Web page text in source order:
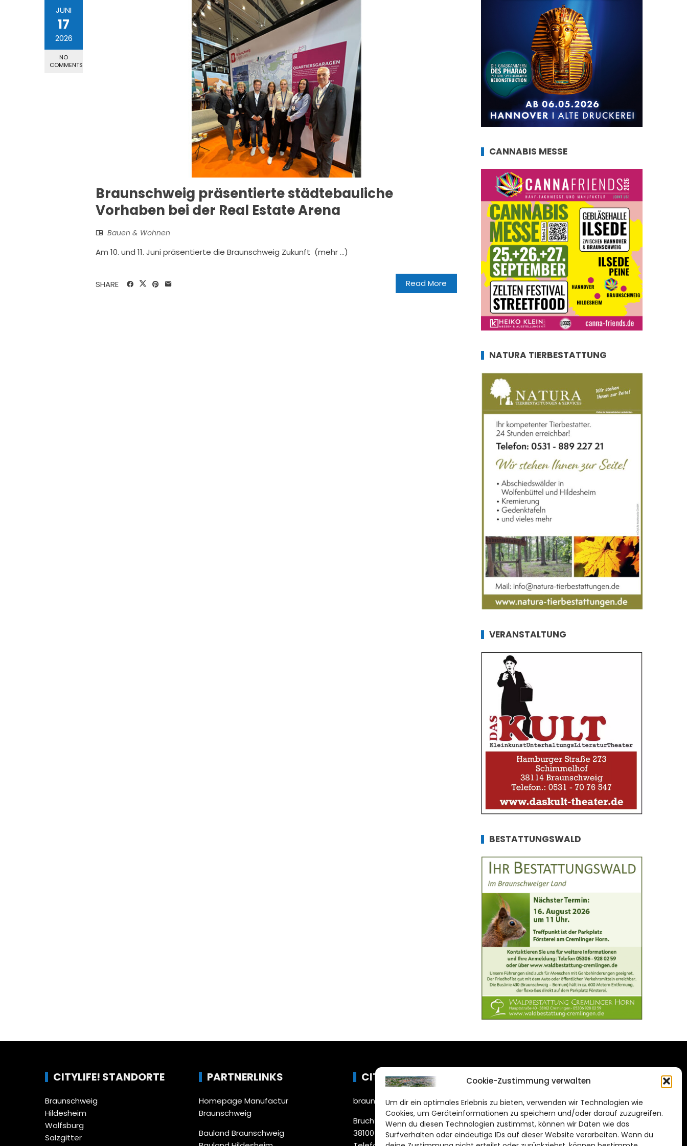
Cookie-Zustimmung verwalten
Um dir ein optimales Erlebnis zu bieten, verwenden wir Technologien wie
Cookies, um Geräteinformationen zu speichern und/oder darauf zuzugreifen.
Wenn du diesen Technologien zustimmst, können wir Daten wie das
Surfverhalten oder eindeutige IDs auf dieser Website verarbeiten. Wenn du
JUNI
17
2026
NO
COMMENTS
Braunschweig präsentierte städtebauliche
Vorhaben bei der Real Estate Arena
Bauen & Wohnen
Am 10. und 11. Juni präsentierte die Braunschweig Zukunft (mehr …)
Read More
SHARE
CANNABIS MESSE
NATURA TIERBESTATTUNG
VERANSTALTUNG
BESTATTUNGSWALD
CITYLIFE! STANDORTE
Braunschweig
Hildesheim
Wolfsburg
Salzgitter
PARTNERLINKS
Homepage Manufactur
Braunschweig
Bauland Braunschweig
CITYLIFE!
braunschweig@citylifemedien.de
Bruchtorwall 12
38100 Braunschweig
DAS STADTMAGAZIN
FÜR BRAUNSCHWEIG
Impressum
Datenschutzerklärung
Cookie Richtlinie